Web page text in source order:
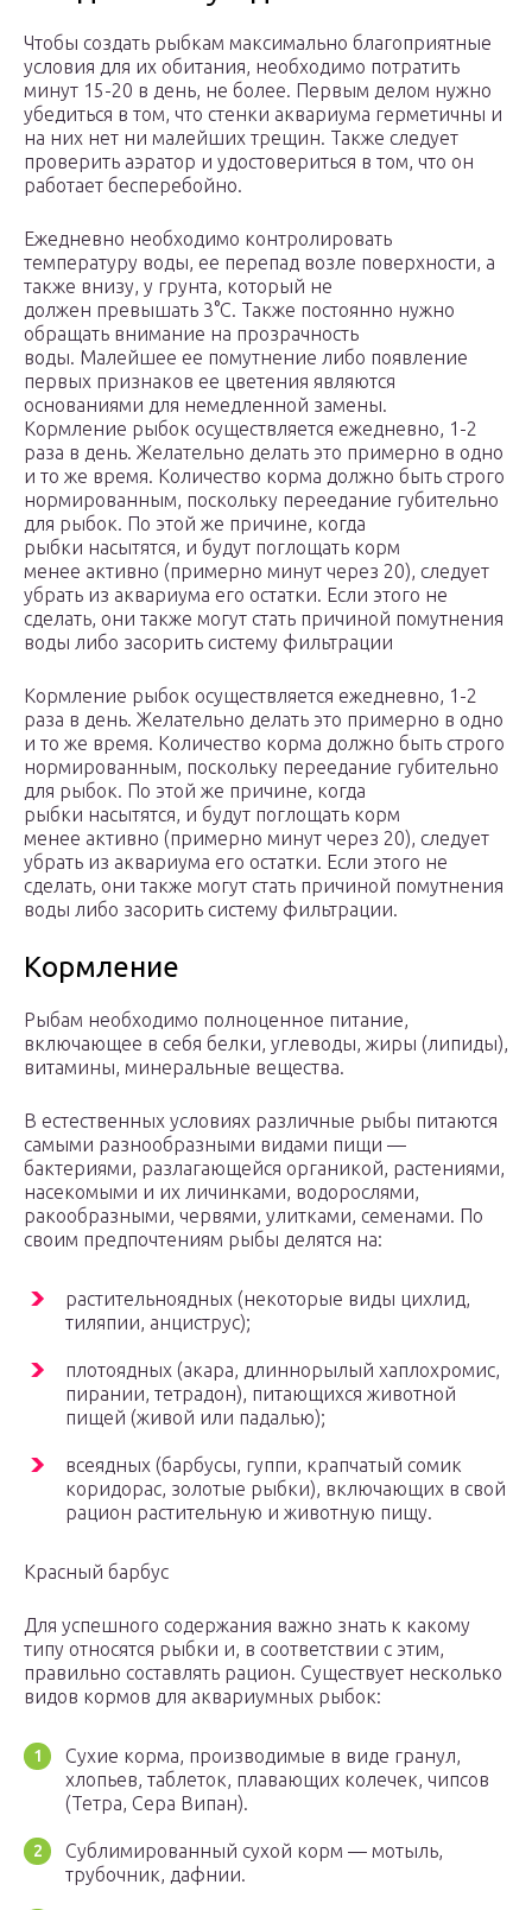
Чтобы создать рыбкам максимально благоприятные
условия для их обитания, необходимо потратить
минут 15-20 в день, не более. Первым делом нужно
убедиться в том, что стенки аквариума герметичны и
на них нет ни малейших трещин. Также следует
проверить аэратор и удостовериться в том, что он
работает бесперебойно.
Ежедневно необходимо контролировать
температуру воды, ее перепад возле поверхности, а
также внизу, у грунта, который не
должен превышать 3°C. Также постоянно нужно
обращать внимание на прозрачность
воды. Малейшее ее помутнение либо появление
первых признаков ее цветения являются
основаниями для немедленной замены.
Кормление рыбок осуществляется ежедневно, 1-2
раза в день. Желательно делать это примерно в одно
и то же время. Количество корма должно быть строго
нормированным, поскольку переедание губительно
для рыбок. По этой же причине, когда
рыбки насытятся, и будут поглощать корм
менее активно (примерно минут через 20), следует
убрать из аквариума его остатки. Если этого не
сделать, они также могут стать причиной помутнения
воды либо засорить систему фильтрации
Кормление рыбок осуществляется ежедневно, 1-2
раза в день. Желательно делать это примерно в одно
и то же время. Количество корма должно быть строго
нормированным, поскольку переедание губительно
для рыбок. По этой же причине, когда
рыбки насытятся, и будут поглощать корм
менее активно (примерно минут через 20), следует
убрать из аквариума его остатки. Если этого не
сделать, они также могут стать причиной помутнения
воды либо засорить систему фильтрации.
Кормление
Рыбам необходимо полноценное питание,
включающее в себя белки, углеводы, жиры (липиды),
витамины, минеральные вещества.
В естественных условиях различные рыбы питаются
самыми разнообразными видами пищи —
бактериями, разлагающейся органикой, растениями,
насекомыми и их личинками, водорослями,
ракообразными, червями, улитками, семенами. По
своим предпочтениям рыбы делятся на:
растительноядных (некоторые виды цихлид,
тиляпии, анциструс);
плотоядных (акара, длиннорылый хаплохромис,
пирании, тетрадон), питающихся животной
пищей (живой или падалью);
всеядных (барбусы, гуппи, крапчатый сомик
коридорас, золотые рыбки), включающих в свой
рацион растительную и животную пищу.
Красный барбус
Для успешного содержания важно знать к какому
типу относятся рыбки и, в соответствии с этим,
правильно составлять рацион. Существует несколько
видов кормов для аквариумных рыбок:
Сухие корма, производимые в виде гранул,
хлопьев, таблеток, плавающих колечек, чипсов
(Тетра, Сера Випан).
Сублимированный сухой корм — мотыль,
трубочник, дафнии.